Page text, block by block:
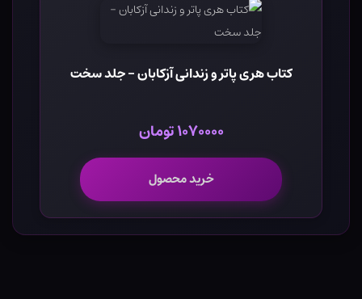
کتاب هری پاتر و زندانی آزکابان - جلد سخت
۱۰۷۰۰۰۰ تومان
خرید محصول